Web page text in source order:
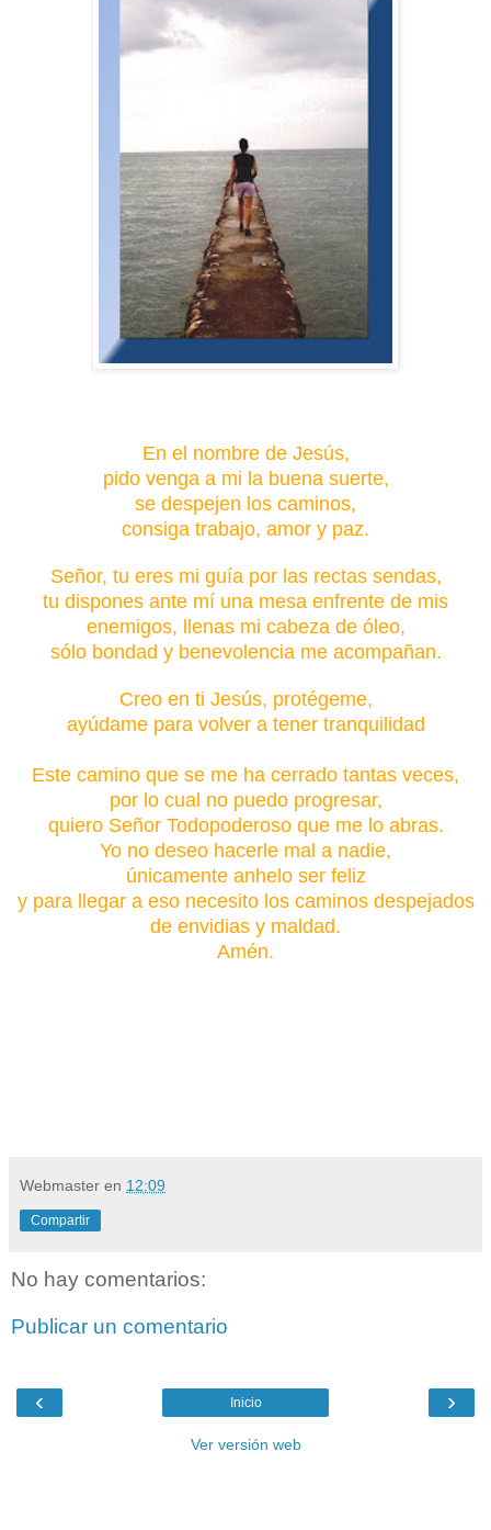
En el nombre de Jesús,
pido venga a mi la buena suerte,
se despejen los caminos,
consiga trabajo, amor y paz.
Señor, tu eres mi guía por las rectas sendas,
tu dispones ante mí una mesa enfrente de mis
enemigos, llenas mi cabeza de óleo,
sólo bondad y benevolencia me acompañan.
Creo en ti Jesús, protégeme,
ayúdame para volver a tener tranquilidad
Este camino que se me ha cerrado tantas veces,
por lo cual no puedo progresar,
quiero Señor Todopoderoso queme lo abras.
Yo no deseo hacerle mal a nadie,
únicamente anhelo ser feliz
y para llegar a eso necesito los caminos despejados
de envidias y maldad.
Amén.
Webmaster en 12:09
Compartir
No hay comentarios:
Publicar un comentario
‹ ›
Inicio
Ver versión web